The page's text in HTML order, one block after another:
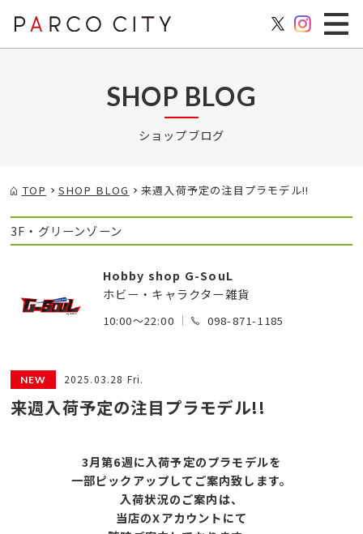
SHOP BLOG
ショップブログ
TOP SHOP BLOG 来週入荷予定の注目プラモデル!!
3F・グリーンゾーン
Hobby shop G-SouL
ホビー・キャラクター雑貨
10:00～22:00 098-871-1185
2025.03.28 Fri.
来週入荷予定の注目プラモデル!!
3月第6週に入荷予定のプラモデルを
一部ピックアップしてご案内致します。
入荷状況のご案内は、
当店のXアカウントにて